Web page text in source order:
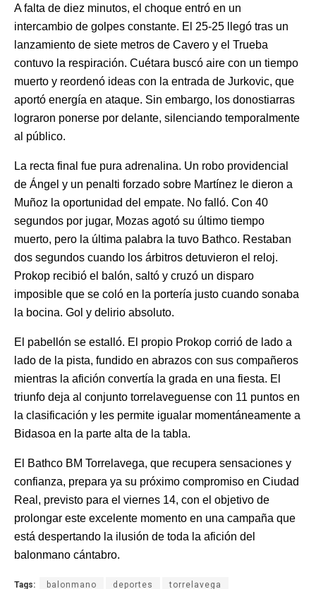
A falta de diez minutos, el choque entró en un
intercambio de golpes constante. El 25-25 llegó tras un
lanzamiento de siete metros de Cavero y el Trueba
contuvo la respiración. Cuétara buscó aire con un tiempo
muerto y reordenó ideas con la entrada de Jurkovic, que
aportó energía en ataque. Sin embargo, los donostiarras
lograron ponerse por delante, silenciando temporalmente
al público.
La recta final fue pura adrenalina. Un robo providencial
de Ángel y un penalti forzado sobre Martínez le dieron a
Muñoz la oportunidad del empate. No falló. Con 40
segundos por jugar, Mozas agotó su último tiempo
muerto, pero la última palabra la tuvo Bathco. Restaban
dos segundos cuando los árbitros detuvieron el reloj.
Prokop recibió el balón, saltó y cruzó un disparo
imposible que se coló en la portería justo cuando sonaba
la bocina. Gol y delirio absoluto.
El pabellón se estalló. El propio Prokop corrió de lado a
lado de la pista, fundido en abrazos con sus compañeros
mientras la afición convertía la grada en una fiesta. El
triunfo deja al conjunto torrelaveguense con 11 puntos en
la clasificación y les permite igualar momentáneamente a
Bidasoa en la parte alta de la tabla.
El Bathco BM Torrelavega, que recupera sensaciones y
confianza, prepara ya su próximo compromiso en Ciudad
Real, previsto para el viernes 14, con el objetivo de
prolongar este excelente momento en una campaña que
está despertando la ilusión de toda la afición del
balonmano cántabro.
Tags: balonmano deportes torrelavega